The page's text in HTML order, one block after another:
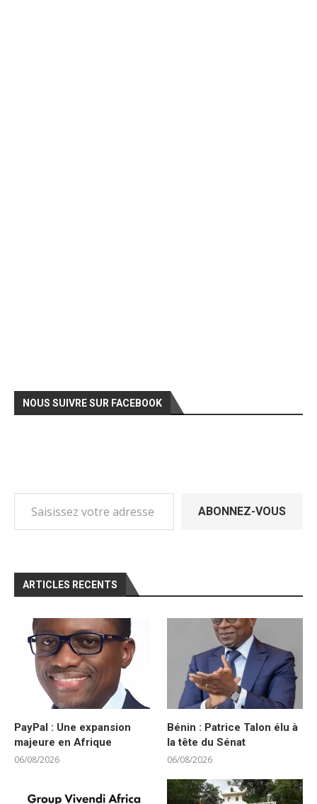
NOUS SUIVRE SUR FACEBOOK
Saisissez votre adresse e-mail…
ABONNEZ-VOUS
ARTICLES RECENTS
PayPal : Une expansion
majeure en Afrique
06/08/2026
Bénin : Patrice Talon élu à
la tête du Sénat
06/08/2026